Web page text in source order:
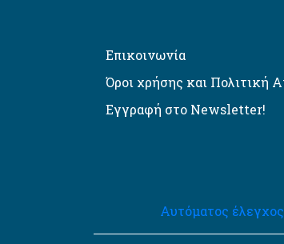
Επικοινωνία
Όροι χρήσης και Πολιτική
Εγγραφή στο Newsletter!
Αυτόματος